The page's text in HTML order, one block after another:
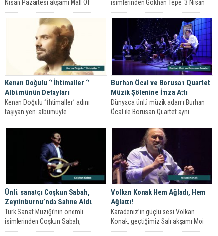
Nisan Pazartesi akşamı Mall Of
İstanbul...
isimlerinden Gökhan Tepe, 3 Nisan
Pazar akşamı Moi Sahne’de
muhteşem...
Kenan Doğulu ‘’ İhtimaller ‘’
Albümünün Detayları
Kenan Doğulu ‘’İhtimaller’’ adını
taşıyan yeni albümüyle
müzikseverlerle buluşmaya
Burhan Öcal ve Borusan Quartet
Müzik Şölenine İmza Attı
Dünyaca ünlü müzik adamı Burhan
Öcal ile Borusan Quartet aynı
sahnede buluştu.
Ünlü sanatçı Coşkun Sabah,
Zeytinburnu’nda Sahne Aldı.
Türk Sanat Müziği’nin önemli
isimlerinden Coşkun Sabah,
Zeytinburnu Kültür ve Sanat
Volkan Konak Hem Ağladı, Hem
Ağlattı!
Karadeniz’in güçlü sesi Volkan
Konak, geçtiğimiz Salı akşamı Moi
Sahne’de sevenleriyle buluştu.